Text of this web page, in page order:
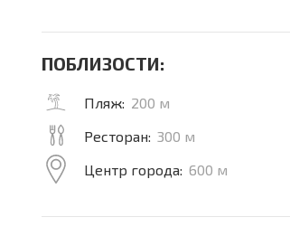
ПОБЛИЗОСТИ:
Пляж: 200 м
Ресторан: 300 м
Центр города: 600 м